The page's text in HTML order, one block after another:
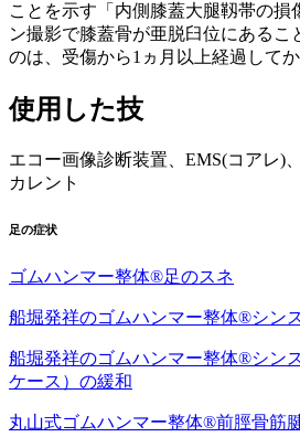
ことを示す「内側膝蓋大腿靱帯の損
ン撮影で膝蓋骨が亜脱臼位にあるこ
のは、受傷から1ヵ月以上経過してか
使用した技
エコー画像診断装置、EMS(コアレ)
カレント
足の症状
ゴムハンマー整体®️足のスネ
船堀発祥のゴムハンマー整体®︎シン
船堀発祥のゴムハンマー整体®︎シン
ケース）の緩和
丸山式ゴムハンマー整体®︎前脛骨筋